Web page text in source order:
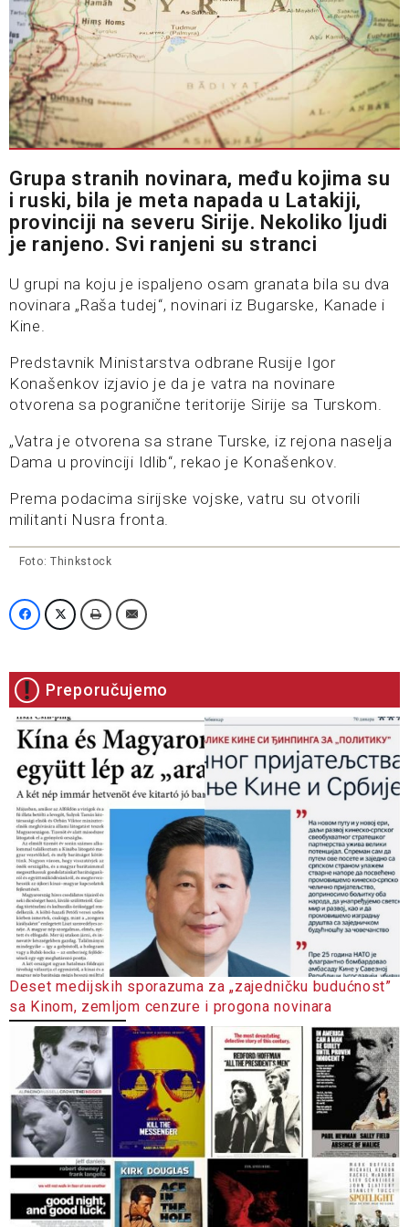
Grupa stranih novinara, među kojima su
i ruski, bila je meta napada u Latakiji,
provinciji na severu Sirije. Nekoliko ljudi
je ranjeno. Svi ranjeni su stranci
U grupi na koju je ispaljeno osam granata bila su dva
novinara „Raša tudej“, novinari iz Bugarske, Kanade i
Kine.
Predstavnik Ministarstva odbrane Rusije Igor
Konašenkov izjavio je da je vatra na novinare
otvorena sa pogranične teritorije Sirije sa Turskom.
„Vatra je otvorena sa strane Turske, iz rejona naselja
Dama u provinciji Idlib“, rekao je Konašenkov.
Prema podacima sirijske vojske, vatru su otvorili
militanti Nusra fronta.
Foto: Thinkstock
Preporučujemo
Deset medijskih sporazuma za „zajedničku budućnost”
sa Kinom, zemljom cenzure i progona novinara